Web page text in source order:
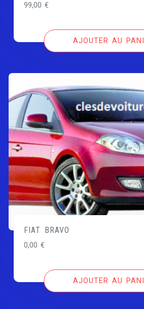
99,00€
AJOUTER AU
FIAT BRAVO
0,00€
AJOUTER AU